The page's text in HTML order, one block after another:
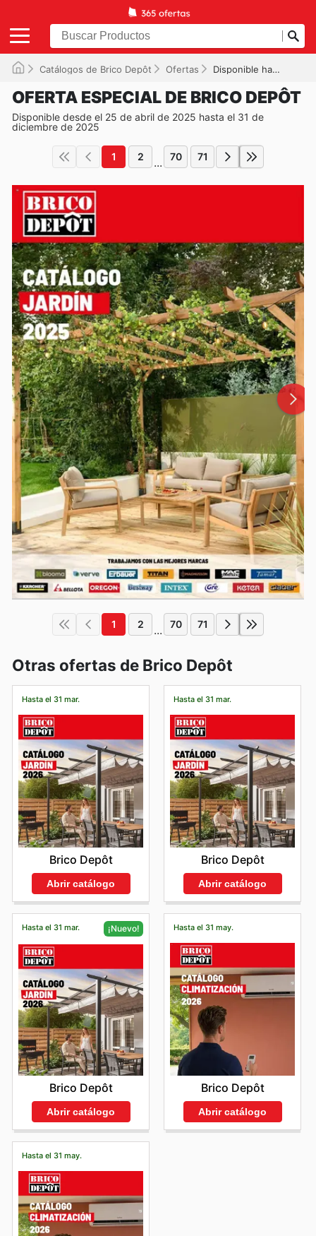
Catálogos de Brico Depôt Ofertas Disponible hasta el 31/12/2025
OFERTA ESPECIAL DE BRICO DEPÔT
Disponible desde el 25 de abril de 2025 hasta el 31 de
diciembre de 2025
1 2 ... 70 71
1 2 ... 70 71
Otras ofertas de Brico Depôt
Hasta el 31 mar.
Brico Depôt
Abrir catálogo
Hasta el 31 mar.
Brico Depôt
Abrir catálogo
Hasta el 31 mar. ¡Nuevo!
Brico Depôt
Abrir catálogo
Hasta el 31 may.
Brico Depôt
Abrir catálogo
Hasta el 31 may.